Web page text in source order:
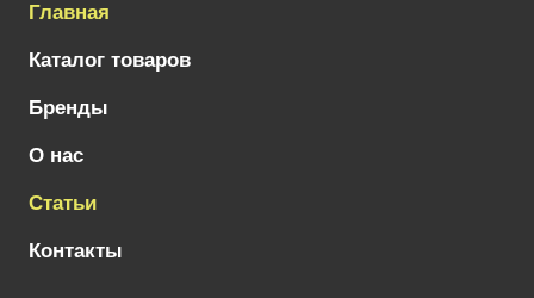
Главная
Каталог товаров
Бренды
О нас
Статьи
Контакты